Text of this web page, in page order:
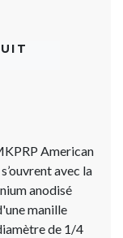
American
avec la
anodisé
manille
de 1/4